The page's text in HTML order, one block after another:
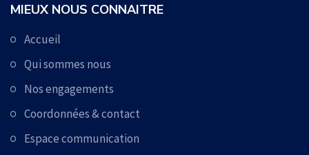
MIEUX NOUS CONNAITRE
Accueil
Qui sommes nous
Nos engagements
Coordonnées & contact
Espace communication